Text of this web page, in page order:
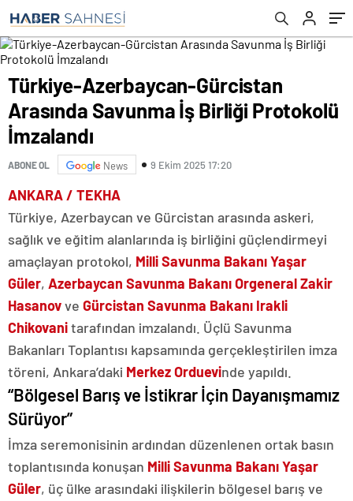
Türkiye-Azerbaycan-Gürcistan
Arasında Savunma İş Birliği Protokolü
İmzalandı
ABONE OL News 9 Ekim 2025 17:20
ANKARA / TEKHA
Türkiye, Azerbaycan ve Gürcistan arasında askeri,
sağlık ve eğitim alanlarında iş birliğini güçlendirmeyi
amaçlayan protokol, Milli Savunma Bakanı Yaşar
Güler, Azerbaycan Savunma Bakanı Orgeneral Zakir
Hasanovve Gürcistan Savunma Bakanı Irakli
Chikovanitarafından imzalandı. Üçlü Savunma
Bakanları Toplantısı kapsamında gerçekleştirilen imza
töreni, Ankara’daki Merkez Orduevinde yapıldı.
“Bölgesel Barış ve İstikrar İçin Dayanışmamız
Sürüyor”
İmza seremonisinin ardından düzenlenen ortak basın
toplantısında konuşan Milli Savunma Bakanı Yaşar
Güler, üç ülke arasındaki ilişkilerin bölgesel barış ve